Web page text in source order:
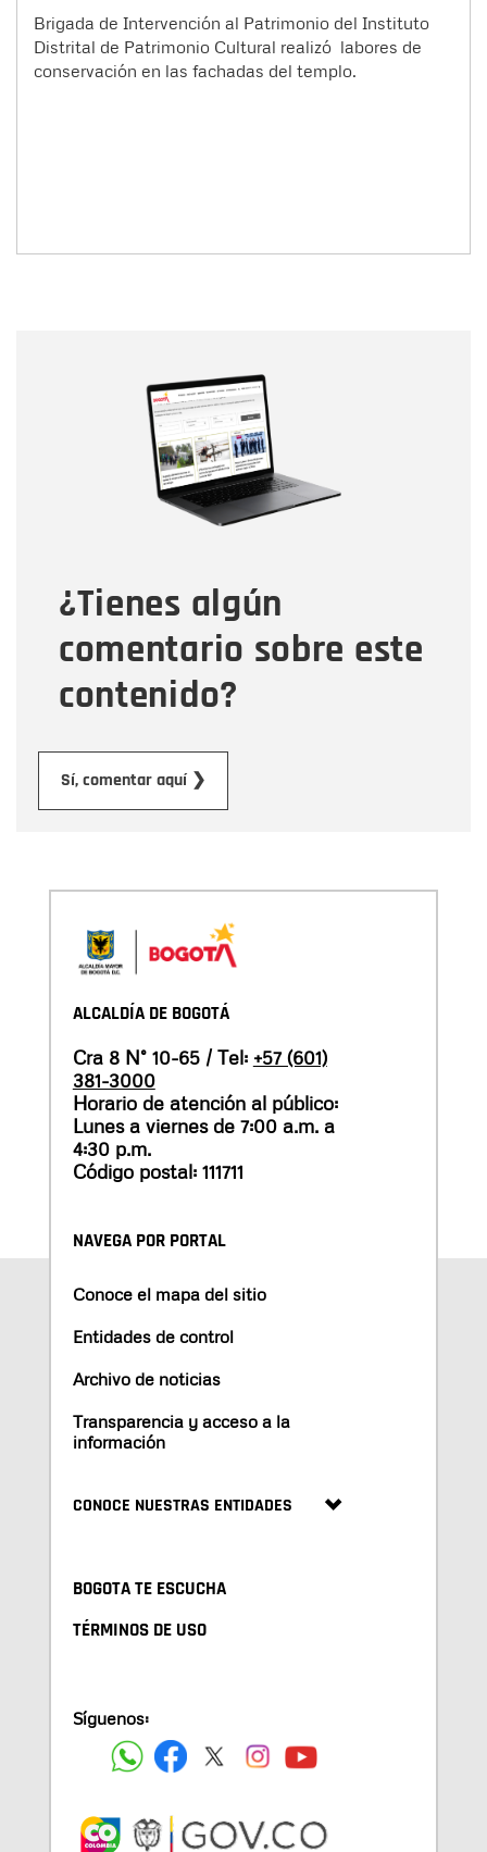
Brigada de Intervención al Patrimonio del Instituto
Distrital de Patrimonio Cultural realizó labores de
conservación en las fachadas del templo.
¿Tienes algún
comentario sobre este
contenido?
Sí, comentar aquí ❯
Correo electrónico
Tipo de comentario
Mensaje
ALCALDÍA DE BOGOTÁ
Cra 8 N° 10-65 / Tel: +57 (601)
381-3000
Horario de atención al público:
Lunes a viernes de 7:00 a.m. a
4:30 p.m.
Código postal: 111711
NAVEGA POR PORTAL
Conoce el mapa del sitio
Entidades de control
Archivo de noticias
Transparencia y acceso a la
información
CONOCE NUESTRAS ENTIDADES
BOGOTA TE ESCUCHA
TÉRMINOS DE USO
Síguenos: